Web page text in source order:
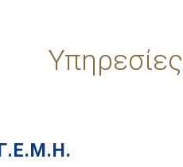
Υπηρεσίες
Γ.Ε.Μ.Η.